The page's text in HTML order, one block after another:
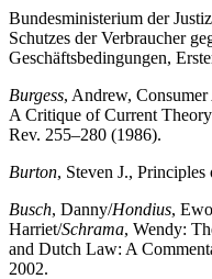
Bundesministerium der
Schutzes der Verbraucher
Geschäftsbedingungen,
Burgess, Andrew,
A Critique of Current
Rev. 255–280 (1986).
Burton, Steven J.,
Busch, Danny/Hondius,
Harriet/Schrama, Wendy:
and Dutch Law: A
2002.